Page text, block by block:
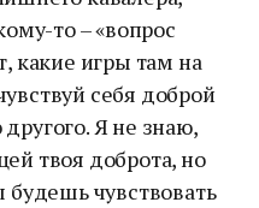
то – «вопрос
какие игры там на
себя доброй
Я не знаю,
твоя доброта, но
будешь чувствовать